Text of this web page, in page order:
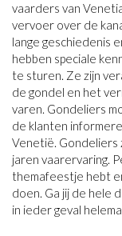
vaarders van
vervoer over de
lange geschiedenis
hebben speciale
te sturen. Ze zijn
de gondel en het
varen. Gondeliers
de klanten
Venetië. Gondeliers
jaren vaarervaring.
themafeestje hebt
doen. Ga jij de hele
in ieder geval